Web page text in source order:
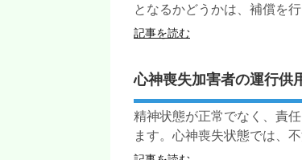
となるかどうかは、補償を
記事を読む
心神喪失加害者の運行供
精神状態が正常でなく、責
ます。心神喪失状態では、